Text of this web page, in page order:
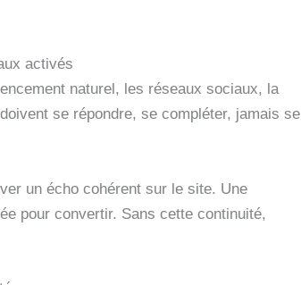
activés
naturel, les réseaux sociaux, la
se répondre, se compléter, jamais se
un écho cohérent sur le site. Une
pour convertir. Sans cette continuité,